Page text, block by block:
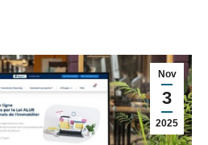
Nov
3
2025